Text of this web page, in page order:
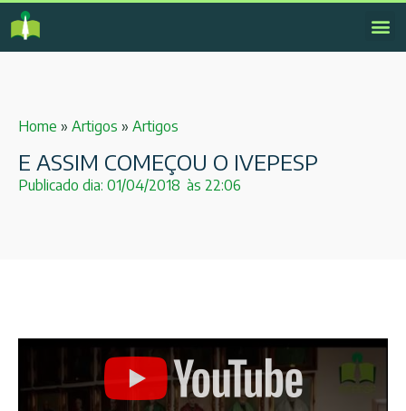
Home » Artigos » Artigos
E ASSIM COMEÇOU O IVEPESP
Publicado dia: 01/04/2018 às 22:06